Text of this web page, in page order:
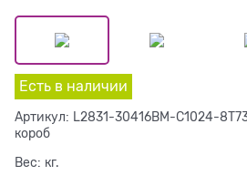
Есть в наличии
Артикул: L2831-30416BM-C1024-
короб
Вес: кг.